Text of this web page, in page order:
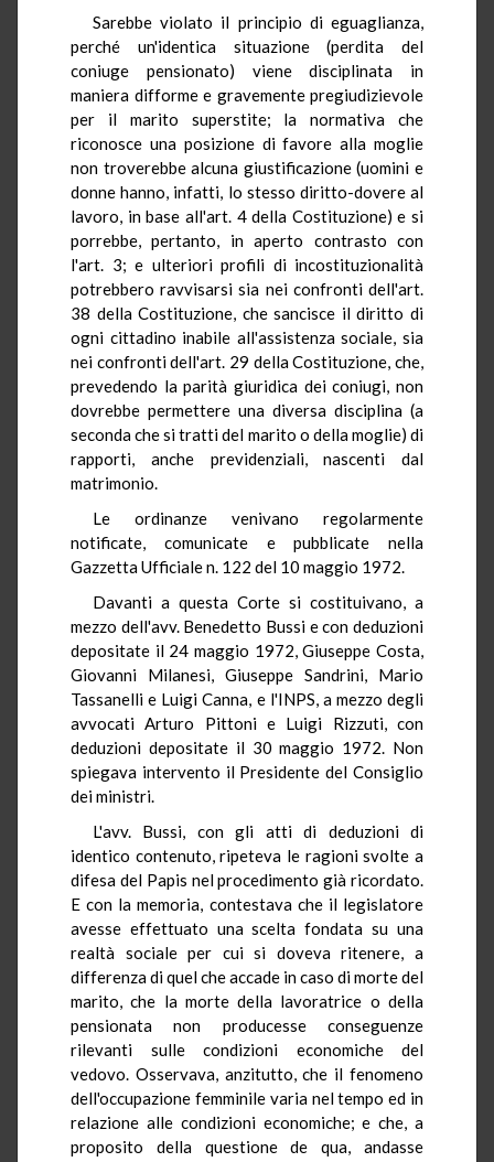
Sarebbe violato il principio di eguaglianza,
perché un'identica situazione (perdita del
coniuge pensionato) viene disciplinata in
maniera difforme e gravemente pregiudizievole
per il marito superstite; la normativa che
riconosce una posizione di favore alla moglie
non troverebbe alcuna giustificazione (uomini e
donne hanno, infatti, lo stesso diritto-dovere al
lavoro, in base all'art. 4 della Costituzione) e si
porrebbe, pertanto, in aperto contrasto con
l'art. 3; e ulteriori profili di incostituzionalità
potrebbero ravvisarsi sia nei confronti dell'art.
38 della Costituzione, che sancisce il diritto di
ogni cittadino inabile all'assistenza sociale, sia
nei confronti dell'art. 29 della Costituzione, che,
prevedendo la parità giuridica dei coniugi, non
dovrebbe permettere una diversa disciplina (a
seconda che si tratti del marito o della moglie) di
rapporti, anche previdenziali, nascenti dal
matrimonio.
Le ordinanze venivano regolarmente
notificate, comunicate e pubblicate nella
Gazzetta Ufficiale n. 122 del 10 maggio 1972.
Davanti a questa Corte si costituivano, a
mezzo dell'avv. Benedetto Bussi e con deduzioni
depositate il 24 maggio 1972, Giuseppe Costa,
Giovanni Milanesi, Giuseppe Sandrini, Mario
Tassanelli e Luigi Canna, e l'INPS, a mezzo degli
avvocati Arturo Pittoni e Luigi Rizzuti, con
deduzioni depositate il 30 maggio 1972. Non
spiegava intervento il Presidente del Consiglio
dei ministri.
L'avv. Bussi, con gli atti di deduzioni di
identico contenuto, ripeteva le ragioni svolte a
difesa del Papis nel procedimento già ricordato.
E con la memoria, contestava che il legislatore
avesse effettuato una scelta fondata su una
realtà sociale per cui si doveva ritenere, a
differenza di quel che accade in caso di morte del
marito, che la morte della lavoratrice o della
pensionata non producesse conseguenze
rilevanti sulle condizioni economiche del
vedovo. Osservava, anzitutto, che il fenomeno
dell'occupazione femminile varia nel tempo ed in
relazione alle condizioni economiche; e che, a
proposito della questione de qua, andasse